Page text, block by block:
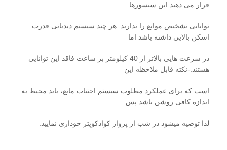
قرار می دهید این سنسورها
توانایی تشخیص موانع را ندارند. هر چند سیستم دیدبانی قدرت
اسکن بالایی داشته باشد اما
در سرعت هایی بالاتر از 40 کیلومتر بر ساعت فاقد این توانایی
هستند.-نکته قابل ملاحظه این
است که برای عملکرد مطلوب سیستم اجتناب مانع، باید محیط به
اندازه کافی روشن باشد پس
لذا توصیه می­شود در شب از پرواز کوادکوپتر خوداری نمایید.